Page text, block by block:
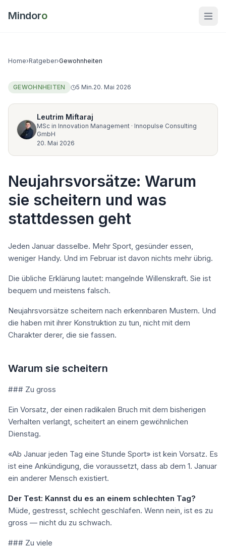
Mindoro
Home›Ratgeber›Gewohnheiten
GEWOHNHEITEN 5 Min.20. Mai 2026
Leutrim Miftaraj
MSc in Innovation Management · Innopulse Consulting
GmbH
20. Mai 2026
Neujahrsvorsätze: Warum
sie scheitern und was
stattdessen geht
Jeden Januar dasselbe. Mehr Sport, gesünder essen,
weniger Handy. Und im Februar ist davon nichts mehr übrig.
Die übliche Erklärung lautet: mangelnde Willenskraft. Sie ist
bequem und meistens falsch.
Neujahrsvorsätze scheitern nach erkennbaren Mustern. Und
die haben mit ihrer Konstruktion zu tun, nicht mit dem
Charakter derer, die sie fassen.
Warum sie scheitern
### Zu gross
Ein Vorsatz, der einen radikalen Bruch mit dem bisherigen
Verhalten verlangt, scheitert an einem gewöhnlichen
Dienstag.
«Ab Januar jeden Tag eine Stunde Sport» ist kein Vorsatz. Es
ist eine Ankündigung, die voraussetzt, dass ab dem 1. Januar
ein anderer Mensch existiert.
Der Test: Kannst du es an einem schlechten Tag?
Müde, gestresst, schlecht geschlafen. Wenn nein, ist es zu
gross — nicht du zu schwach.
### Zu viele